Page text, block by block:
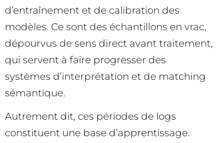
d’entraînement et de calibration des
modèles. Ce sont des échantillons en vrac,
dépourvus de sens direct avant traitement,
qui servent à faire progresser des
systèmes d’interprétation et de matching
sémantique.
Autrement dit, ces périodes de logs
constituent une base d’apprentissage.